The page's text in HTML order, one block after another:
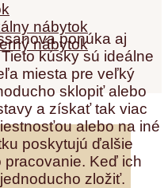
nábytok
nábytokponúka aj
kúsky sú ideálne
miesta pre veľký
sklopiť alebo
a získať tak viac
alebo na iné
poskytujú ďalšie
pracovanie. Keď ich
zložiť.